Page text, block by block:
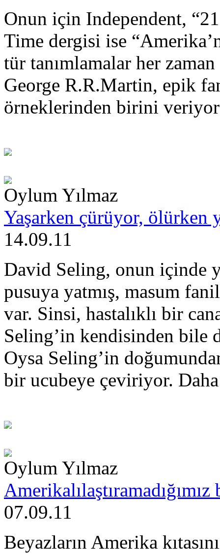
Onun için Independent,
Time dergisi ise
tür tanımlamalar her
George R.R.Martin, epik
örneklerinden birini
Oylum Yılmaz
Yaşarken çürüyor, ölürken
14.09.11
David Seling, onun içinde
pusuya yatmış, masum
var. Sinsi, hastalıklı bir
Seling’in kendisinden bile
Oysa Seling’in
bir ucubeye çeviriyor.
Oylum Yılmaz
07.09.11
Beyazların Amerika